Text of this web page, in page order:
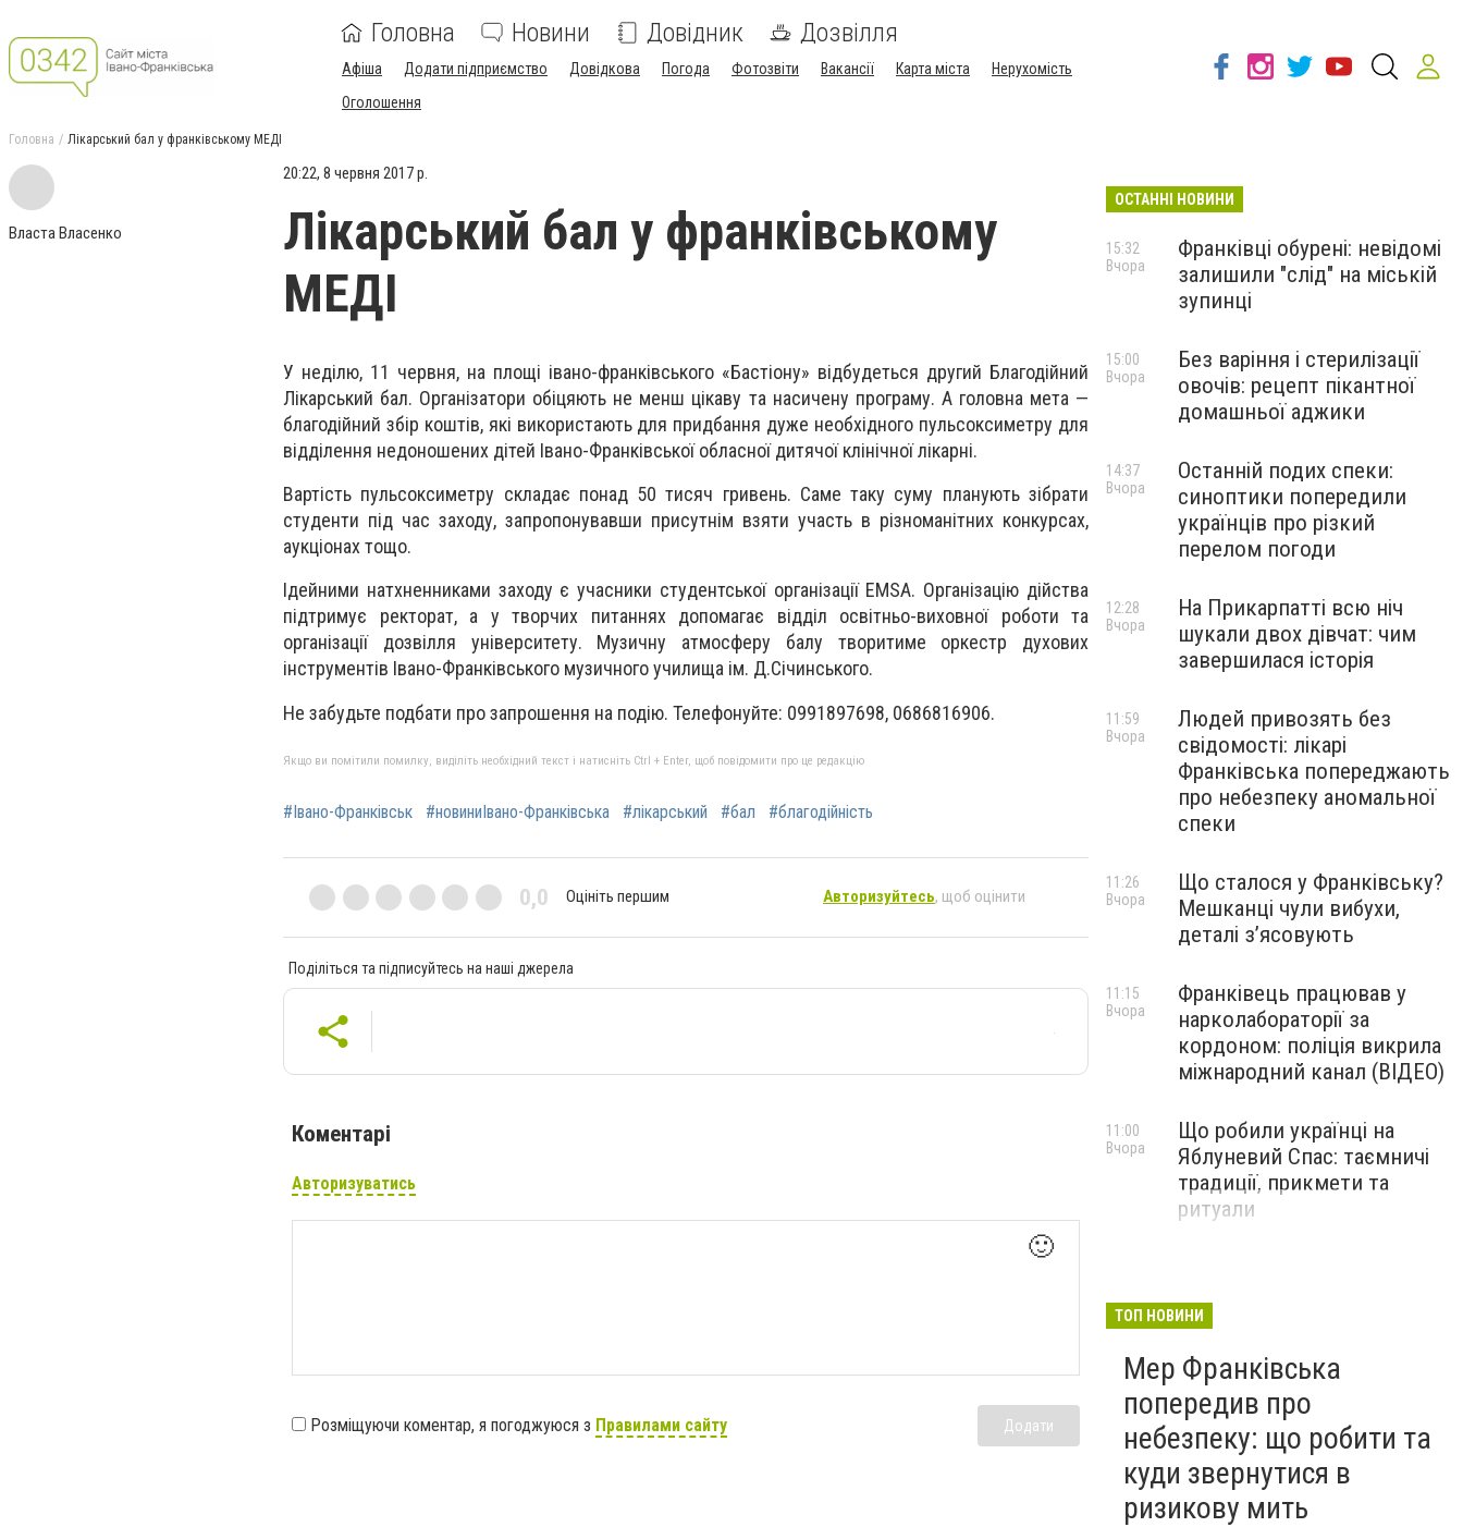
Головна Новини Довідник Дозвілля
Афіша Додати підприємство Довідкова Погода Фотозвіти Вакансії Карта міста
Нерухомість
Оголошення
Головна Лікарський бал у франківському МЕДІ
Власта Власенко
20:22, 8 червня 2017 р.
Лікарський бал у франківському
МЕДІ
У неділю, 11 червня, на площі івано-франківського «Бастіону» відбудеться другий Благодійний
Лікарський бал. Організатори обіцяють не менш цікаву та насичену програму. А головна мета —
благодійний збір коштів, які використають для придбання дуже необхідного пульсоксиметру для
відділення недоношених дітей Івано-Франківської обласної дитячої клінічної лікарні.
Вартість пульсоксиметру складає понад 50 тисяч гривень. Саме таку суму планують зібрати
студенти під час заходу, запропонувавши присутнім взяти участь в різноманітних конкурсах,
аукціонах тощо.
Ідейними натхненниками заходу є учасники студентської організації ЕМSA. Організацію дійства
підтримує ректорат, а у творчих питаннях допомагає відділ освітньо-виховної роботи та
організації дозвілля університету. Музичну атмосферу балу творитиме оркестр духових
інструментів Івано-Франківського музичного училища ім. Д.Січинського.
Не забудьте подбати про запрошення на подію. Телефонуйте: 0991897698, 0686816906.
Якщо ви помітили помилку, виділіть необхідний текст і натисніть Ctrl + Enter, щоб повідомити про це редакцію
#Івано-Франківськ #новиниІвано-Франківська #лікарський #бал #благодійність
0,0 Оцініть першим Авторизуйтесь, щоб оцінити
Поділіться та підписуйтесь на наші джерела
Коментарі
Авторизуватись
🙂
Розміщуючи коментар, я погоджуюся з Правилами сайту Додати
ОСТАННІ НОВИНИ
Франківці обурені: невідомі
залишили "слід" на міській
зупинці
15:32
Вчора
Без варіння і стерилізації
овочів: рецепт пікантної
домашньої аджики
15:00
Вчора
Останній подих спеки:
синоптики попередили
українців про різкий
перелом погоди
14:37
Вчора
На Прикарпатті всю ніч
шукали двох дівчат: чим
завершилася історія
12:28
Вчора
Людей привозять без
свідомості: лікарі
Франківська попереджають
про небезпеку аномальної
спеки
11:59
Вчора
Що сталося у Франківську?
Мешканці чули вибухи,
деталі з’ясовують
11:26
Вчора
Франківець працював у
нарколабораторії за
кордоном: поліція викрила
міжнародний канал (ВІДЕО)
11:15
Вчора
Що робили українці на
Яблуневий Спас: таємничі
традиції, прикмети та
ритуали
11:00
Вчора
ТОП НОВИНИ
Мер Франківська
попередив про
небезпеку: що робити та
куди звернутися в
ризикову мить